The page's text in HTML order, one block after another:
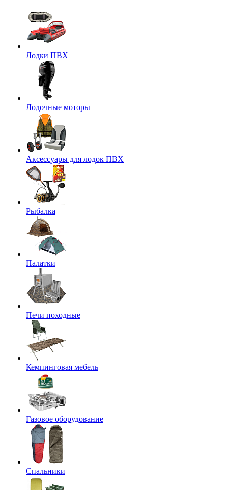
Лодки ПВХ
Лодочные моторы
Аксессуары для лодок ПВХ
Рыбалка
Палатки
Печи походные
Кемпинговая мебель
Газовое оборудование
Спальники